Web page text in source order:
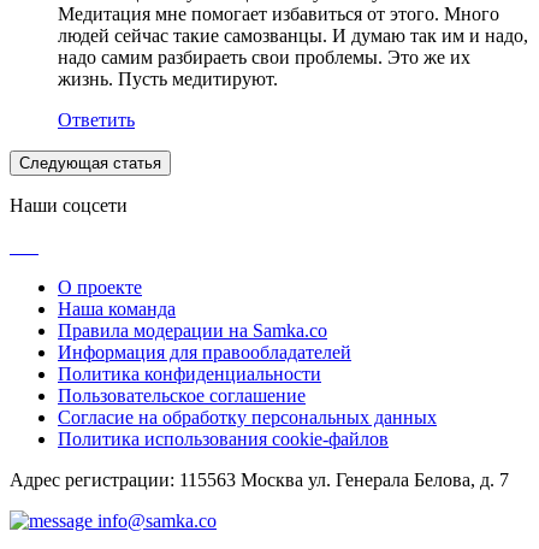
Медитация мне помогает избавиться от этого. Много
людей сейчас такие самозванцы. И думаю так им и надо,
надо самим разбираеть свои проблемы. Это же их
жизнь. Пусть медитируют.
Ответить
Следующая статья
Наши соцсети
О проекте
Наша команда
Правила модерации на Samka.co
Информация для правообладателей
Политика конфиденциальности
Пользовательское соглашение
Согласие на обработку персональных данных
Политика использования cookie-файлов
Адрес регистрации: 115563 Москва ул. Генерала Белова, д. 7
info@samka.co